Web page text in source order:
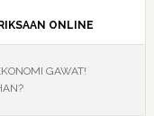
ONLINE
GAWAT!